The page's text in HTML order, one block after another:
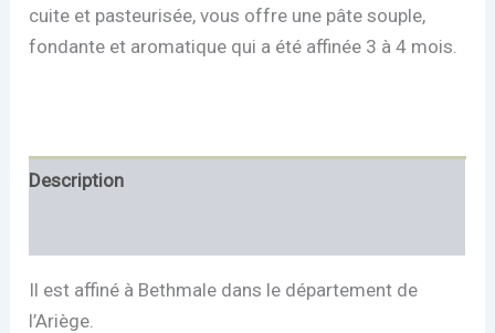
cuite et pasteurisée, vous offre une pâte souple,
fondante et aromatique qui a été affinée 3 à 4 mois.
Description
Il est affiné à Bethmale dans le département de
l’Ariège.